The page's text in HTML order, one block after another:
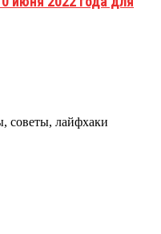
советы, лайфхаки